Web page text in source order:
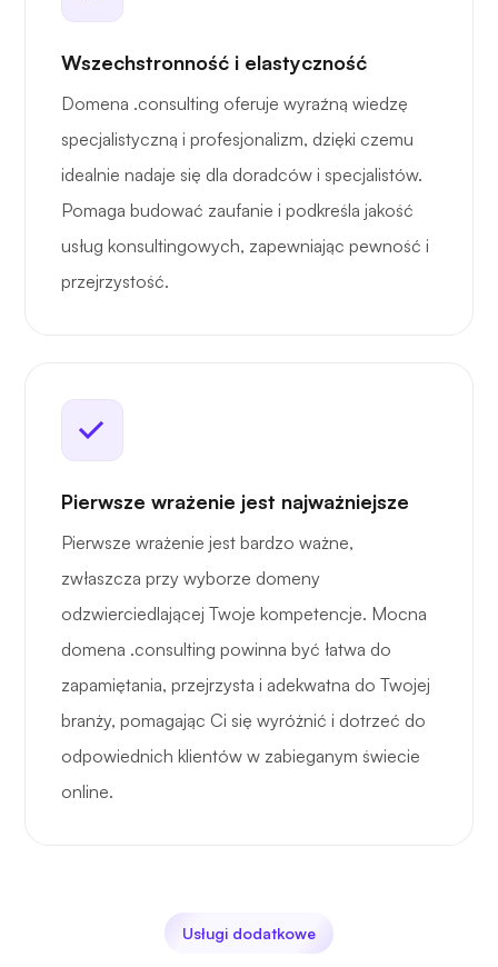
Wszechstronność i elastyczność
Domena .consulting oferuje wyraźną wiedzę
specjalistyczną i profesjonalizm, dzięki czemu
idealnie nadaje się dla doradców i specjalistów.
Pomaga budować zaufanie i podkreśla jakość
usług konsultingowych, zapewniając pewność i
przejrzystość.
Pierwsze wrażenie jest najważniejsze
Pierwsze wrażenie jest bardzo ważne,
zwłaszcza przy wyborze domeny
odzwierciedlającej Twoje kompetencje. Mocna
domena .consulting powinna być łatwa do
zapamiętania, przejrzysta i adekwatna do Twojej
branży, pomagając Ci się wyróżnić i dotrzeć do
odpowiednich klientów w zabieganym świecie
online.
Usługi dodatkowe